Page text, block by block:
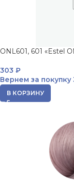
ONL601, 601 «Estel
303 ₽
Вернем за покупку
В КОРЗИНУ